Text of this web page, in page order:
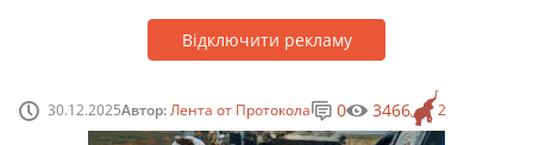
Відключити рекламу
30.12.2025Автор:Лента от Протокола 2
0 3466